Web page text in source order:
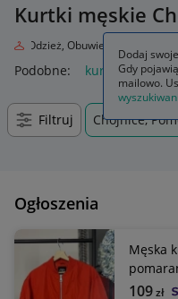
Kurtki męskie
Odzież, Obuwie, Dodatki
Podobne: kurtka kurtka
Filtruj Chojnice,
Ogłoszenia
Męska
109zł
Dodaj
Gdy
mailowo.